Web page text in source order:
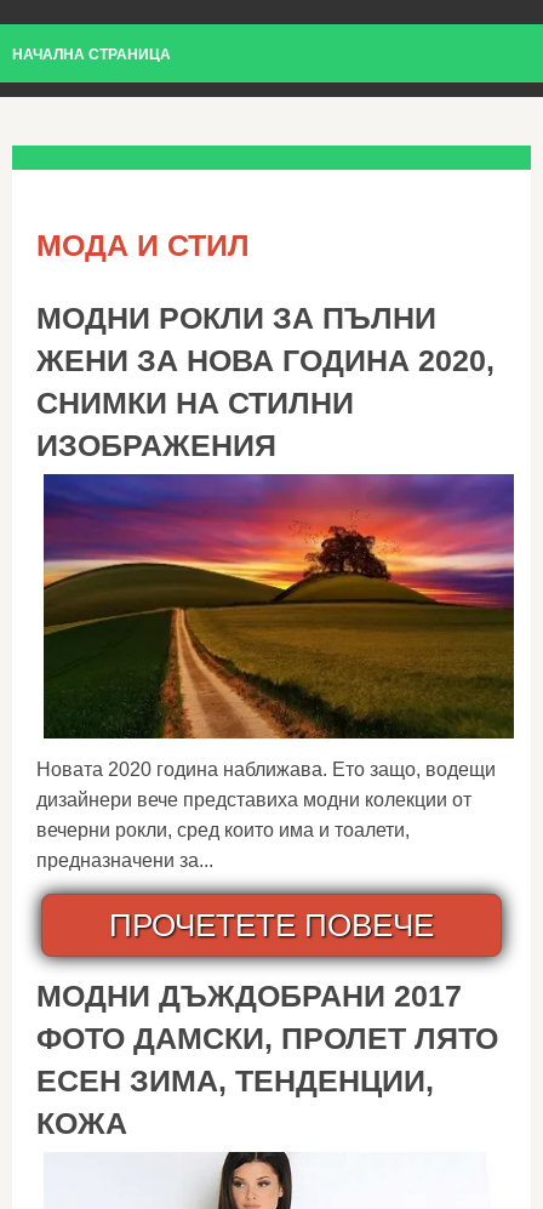
НАЧАЛНА СТРАНИЦА
МОДА И СТИЛ
МОДНИ РОКЛИ ЗА ПЪЛНИ
ЖЕНИ ЗА НОВА ГОДИНА 2020,
СНИМКИ НА СТИЛНИ
ИЗОБРАЖЕНИЯ
Новата 2020 година наближава. Ето защо, водещи
дизайнери вече представиха модни колекции от
вечерни рокли, сред които има и тоалети,
предназначени за...
ПРОЧЕТЕТЕ ПОВЕЧЕ
МОДНИ ДЪЖДОБРАНИ 2017
ФОТО ДАМСКИ, ПРОЛЕТ ЛЯТО
ЕСЕН ЗИМА, ТЕНДЕНЦИИ,
КОЖА